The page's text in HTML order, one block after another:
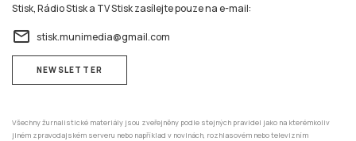
Stisk, Rádio Stisk a TV Stisk zasílejte pouze na e-mail:
email stisk.munimedia@gmail.com
NEWSLETTER
Všechny žurnalistické materiály jsou zveřejněny podle stejných pravidel jako na kterémkoliv
jiném zpravodajském serveru nebo například v novinách, rozhlasovém nebo televizním